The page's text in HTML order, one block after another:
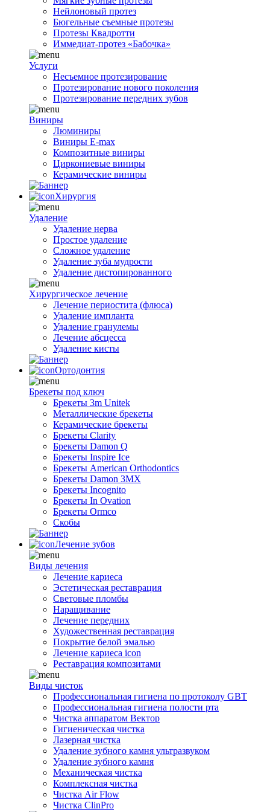
Нейлоновый протез
Бюгельные съемные протезы
Протезы Квадротти
Иммедиат-протез «Бабочка»
Услуги
Несъемное протезирование
Протезирование нового поколения
Протезирование передних зубов
Виниры
Люминиры
Виниры E-max
Композитные виниры
Циркониевые виниры
Керамические виниры
Хирургия
Удаление
Удаление нерва
Простое удаление
Сложное удаление
Удаление зуба мудрости
Удаление дистопированного
Хирургическое лечение
Лечение периостита (флюса)
Удаление импланта
Удаление гранулемы
Лечение абсцесса
Удаление кисты
Ортодонтия
Брекеты под ключ
Брекеты 3m Unitek
Металлические брекеты
Керамические брекеты
Брекеты Clarity
Брекеты Damon Q
Брекеты Inspire Ice
Брекеты American Orthodontics
Брекеты Damon 3MX
Брекеты Incognito
Брекеты In Ovation
Брекеты Ormco
Скобы
Лечение зубов
Виды лечения
Лечение кариеса
Эстетическая реставрация
Световые пломбы
Наращивание
Лечение передних
Художественная реставрация
Покрытие белой эмалью
Лечение кариеса icon
Реставрация композитами
Виды чисток
Профессиональная гигиена по протоколу GBT
Профессиональная гигиена полости рта
Чистка аппаратом Вектор
Гигиеническая чистка
Лазерная чистка
Удаление зубного камня ультразвуком
Удаление зубного камня
Механическая чистка
Комплексная чистка
Чистка Air Flow
Чистка ClinPro